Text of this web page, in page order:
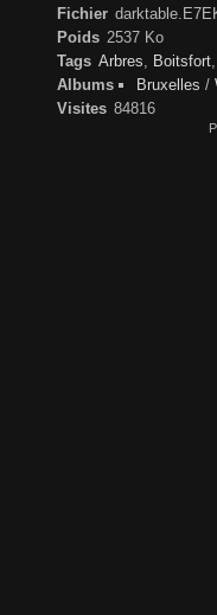
Fichier
Poids 2537 Ko
Tags Arbres Boitsfort
Albums
Bruxelles /
Visites 84816